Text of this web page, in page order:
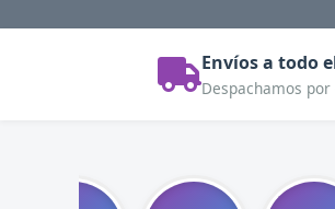
Envíos a todo
Despachamos